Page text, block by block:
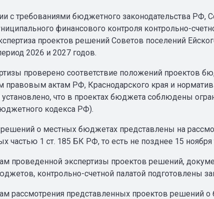
с требованиями бюджетного законодательства
финансового контроля контрольно-
проектов решений Советов поселений
2026 и 2027 годов.
проверено соответствие положений
правовым актам РФ, Краснодарского края и
установлено, что в проектах бюджета соблюдены
кодекса РФ).
о местных бюджетах представлены на
частью 1 ст. 185 БК РФ, то есть не позднее 15 ноября
проведенной экспертизы проектов решений,
контрольно-счетной палатой подготовлены
рассмотрения представленных проектов